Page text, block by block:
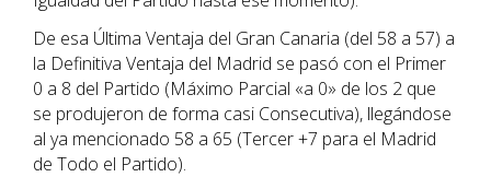
De esa Última Ventaja del Gran Canaria (del 58 a 57) a
la Definitiva Ventaja del Madrid se pasó con el Primer
0 a 8 del Partido (Máximo Parcial «a 0» de los 2 que
se produjeron de forma casi Consecutiva), llegándose
al ya mencionado 58 a 65 (Tercer +7 para el Madrid
de Todo el Partido).